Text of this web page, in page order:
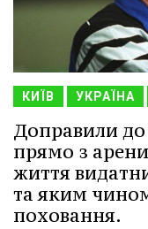
КИЇВ УКРАЇНА
Доправили
прямо з
життя
та яким
поховання.